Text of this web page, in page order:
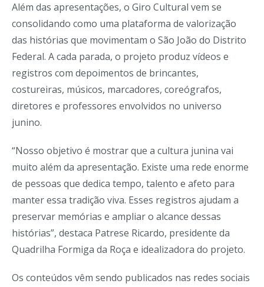
Além das apresentações, o Giro Cultural vem se
consolidando como uma plataforma de valorização
das histórias que movimentam o São João do Distrito
Federal. A cada parada, o projeto produz vídeos e
registros com depoimentos de brincantes,
costureiras, músicos, marcadores, coreógrafos,
diretores e professores envolvidos no universo
junino.
“Nosso objetivo é mostrar que a cultura junina vai
muito além da apresentação. Existe uma rede enorme
de pessoas que dedica tempo, talento e afeto para
manter essa tradição viva. Esses registros ajudam a
preservar memórias e ampliar o alcance dessas
histórias”, destaca Patrese Ricardo, presidente da
Quadrilha Formiga da Roça e idealizadora do projeto.
Os conteúdos vêm sendo publicados nas redes sociais